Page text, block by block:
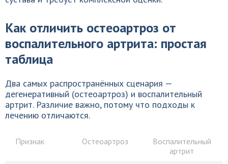
Как отличить остеоартроз от
воспалительного артрита: простая
таблица
Два самых распространённых сценария —
дегенеративный (остеоартроз) и воспалительный
артрит. Различие важно, потому что подходы к
лечению отличаются.
Признак Остеоартроз
Воспалительный
артрит